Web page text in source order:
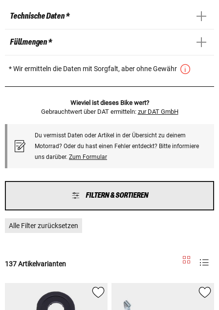
Technische Daten *
Füllmengen *
* Wir ermitteln die Daten mit Sorgfalt, aber ohne Gewähr
Wieviel ist dieses Bike wert?
Gebrauchtwert über DAT ermitteln: zur DAT GmbH
Du vermisst Daten oder Artikel in der Übersicht zu deinem
Motorrad? Oder du hast einen Fehler entdeckt? Bitte informiere
uns darüber. Zum Formular
FILTERN & SORTIEREN
Alle Filter zurücksetzen
137 Artikelvarianten